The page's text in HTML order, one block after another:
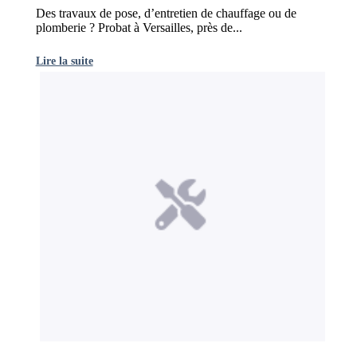
Des travaux de pose, d’entretien de chauffage ou de
plomberie ? Probat à Versailles, près de...
Lire la suite